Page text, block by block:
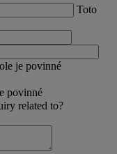
Toto
je povinné
povinné
related to?